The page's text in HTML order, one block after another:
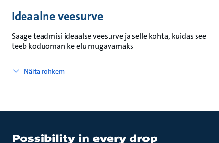
Ideaalne veesurve
Saage teadmisi ideaalse veesurve ja selle kohta, kuidas see
teeb koduomanike elu mugavamaks
Näita rohkem